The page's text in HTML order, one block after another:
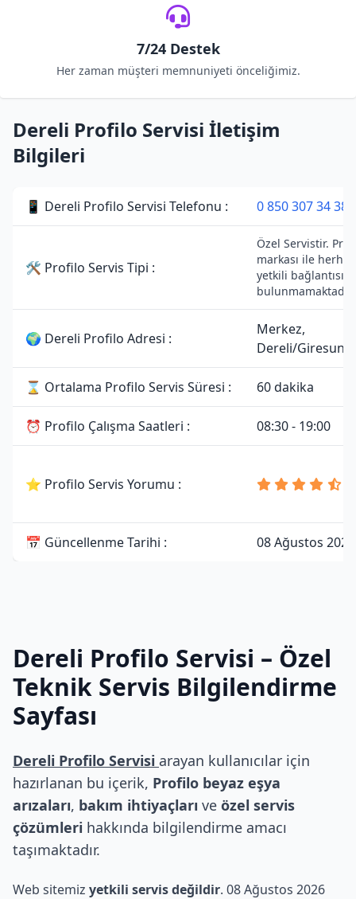
7/24 Destek
Her zaman müşteri memnuniyeti önceliğimiz.
Dereli Profilo Servisi İletişim
Bilgileri
📱 Dereli Profilo Servisi Telefonu : 0 850 307 34 38
🛠 Profilo Servis Tipi :
Özel Servistir.
markası ile
yetkili bağlantısı
bulunmamaktadır.
🌍 Dereli Profilo Adresi :
Merkez,
Dereli/Giresun
⌛ Ortalama Profilo Servis Süresi : 60 dakika
⏰ Profilo Çalışma Saatleri : 08:30 - 19:00
⭐ Profilo Servis Yorumu :
📅 Güncellenme Tarihi : 08 Ağustos 2026
Dereli Profilo Servisi – Özel
Teknik Servis Bilgilendirme
Sayfası
Dereli Profilo Servisi arayan kullanıcılar için
hazırlanan bu içerik, Profilo beyaz eşya
arızaları, bakım ihtiyaçları ve özel servis
çözümleri hakkında bilgilendirme amacı
taşımaktadır.
Web sitemiz yetkili servis değildir. 08 Ağustos 2026